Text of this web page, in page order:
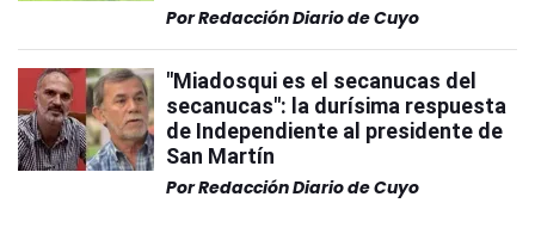
PorRedacción Diario de Cuyo
"Miadosqui es el secanucas del
secanucas": la durísima respuesta
de Independiente al presidente de
San Martín
PorRedacción Diario de Cuyo